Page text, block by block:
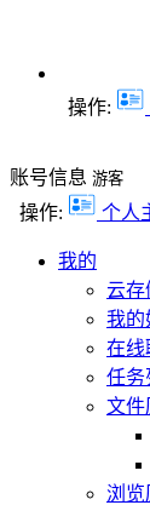
操作:
账号信息 游客
操作: 个人
我的
云存
我的
在线
任务
文件
浏览